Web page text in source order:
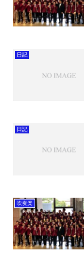
日記
日記
吹奏楽